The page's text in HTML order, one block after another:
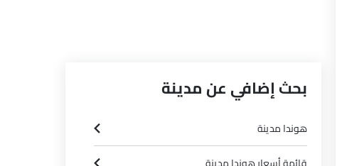
بحث إضافي عن مدينة
هوندا مدينة